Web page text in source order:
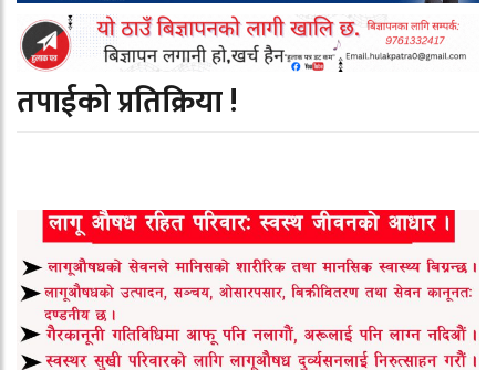
तपाईको प्रतिक्रिया !